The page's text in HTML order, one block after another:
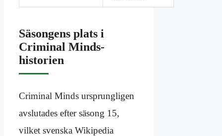
Säsongens plats i
Criminal Minds-
historien
Criminal Minds ursprungligen
avslutades efter säsong 15,
vilket svenska Wikipedia